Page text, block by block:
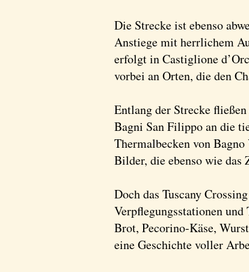
Die Strecke ist ebenso
Anstiege mit herrlichem
erfolgt in Castiglione
vorbei an Orten, die den
Entlang der Strecke
Bagni San Filippo an die
Thermalbecken von
Bilder, die ebenso wie
Doch das Tuscany
Verpflegungsstationen
Brot, Pecorino-Käse,
eine Geschichte voller